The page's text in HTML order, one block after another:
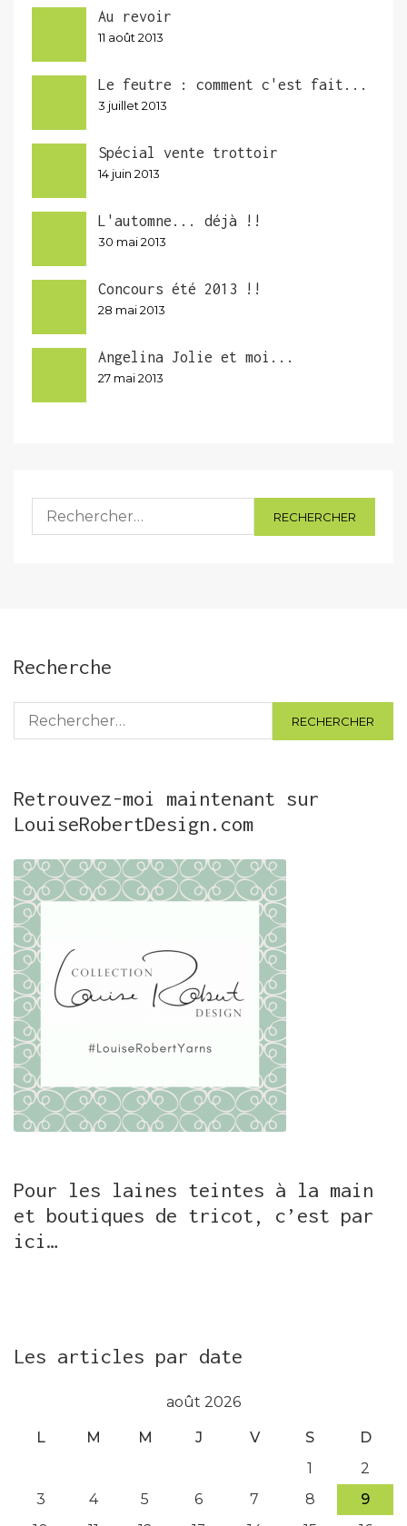
Au revoir
11 août 2013
Le feutre : comment c'est fait...
3 juillet 2013
Spécial vente trottoir
14 juin 2013
L'automne... déjà !!
30 mai 2013
Concours été 2013 !!
28 mai 2013
Angelina Jolie et moi...
27 mai 2013
Rechercher :
Recherche
Rechercher :
Retrouvez-moi maintenant sur
LouiseRobertDesign.com
Pour les laines teintes à la main
et boutiques de tricot, c’est par
ici…
Les articles par date
août 2026
L M M J V S
D
1
2
3
4 5 6 7 8
9